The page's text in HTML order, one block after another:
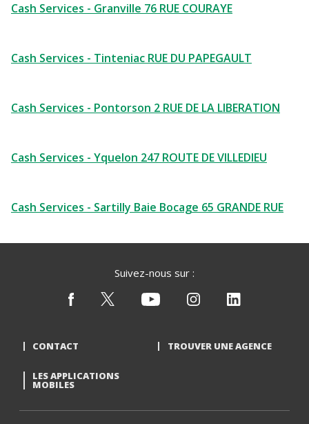
Cash Services - Granville 76 RUE COURAYE
Cash Services - Tinteniac RUE DU PAPEGAULT
Cash Services - Pontorson 2 RUE DE LA LIBERATION
Cash Services - Yquelon 247 ROUTE DE VILLEDIEU
Cash Services - Sartilly Baie Bocage 65 GRANDE RUE
Suivez-nous sur :
CONTACT TROUVER UNE AGENCE
LES APPLICATIONS
MOBILES